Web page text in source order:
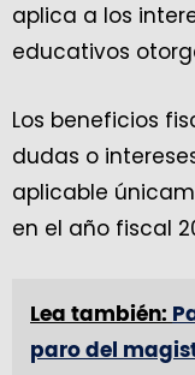
aplica a los
educativos
Los beneficios
dudas o
aplicable
en el año fiscal
Lea también:
paro del